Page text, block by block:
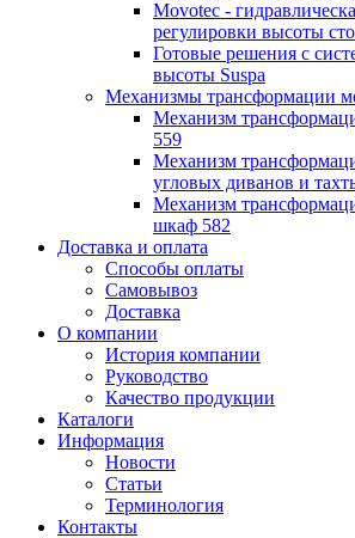
Movotec -
регулировки высоты
Готовые решения с
высоты Suspa
Механизмы трансформации
Механизм
559
Механизм
угловых диванов и
Механизм
шкаф 582
Доставка и оплата
Способы оплаты
Самовывоз
Доставка
О компании
История компании
Руководство
Качество продукции
Каталоги
Информация
Новости
Статьи
Терминология
Контакты